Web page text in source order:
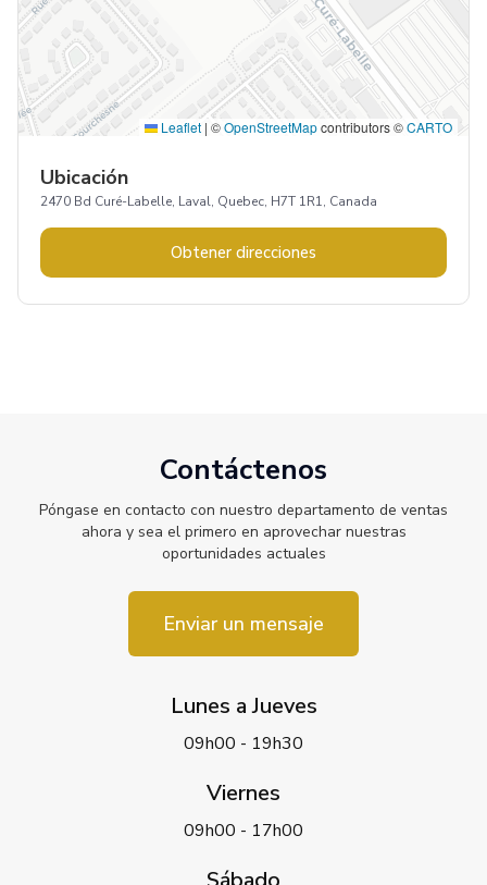
Leaflet | ©OpenStreetMapcontributors ©CARTO
Ubicación
2470 Bd Curé-Labelle, Laval, Quebec, H7T 1R1, Canada
Obtener direcciones
Contáctenos
Póngase en contacto con nuestro departamento de ventas
ahora y sea el primero en aprovechar nuestras
oportunidades actuales
Enviar un mensaje
Lunes a Jueves
09h00 - 19h30
Viernes
09h00 - 17h00